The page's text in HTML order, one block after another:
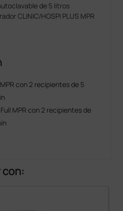
de 5 litros
CLINIC/HOSPI PLUS MPR
con 2 recipientes de 5
MPR con 2 recipientes de
con: